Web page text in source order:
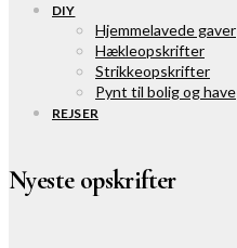
DIY
Hjemmelavede gaver
Hækleopskrifter
Strikkeopskrifter
Pynt til bolig og have
REJSER
Nyeste opskrifter